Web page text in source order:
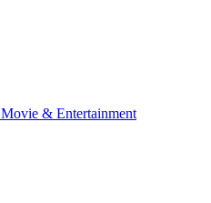
Movie & Entertainment